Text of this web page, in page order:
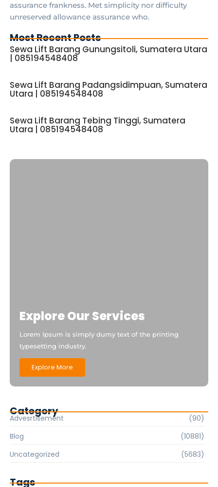
assurance frankness. Met simplicity nor difficulty
unreserved allowance assurance who.
Most Recent Posts
Sewa Lift Barang Gunungsitoli, Sumatera Utara
| 085194548408
Sewa Lift Barang Padangsidimpuan, Sumatera
Utara | 085194548408
Sewa Lift Barang Tebing Tinggi, Sumatera
Utara | 085194548408
Explore Our Services
Lorem Ipsum is simply dumy text of the printing
typesetting industry.
Explore More
Category
Advesrtisement
(90)
Blog
(10881)
Uncategorized
(5683)
Tags